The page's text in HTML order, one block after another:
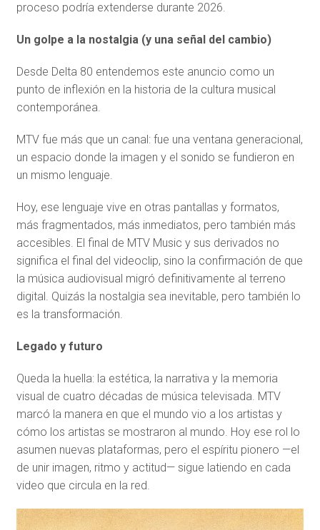
proceso podría extenderse durante 2026.
Un golpe a la nostalgia (y una señal del cambio)
Desde Delta 80 entendemos este anuncio como un
punto de inflexión en la historia de la cultura musical
contemporánea.
MTV fue más que un canal: fue una ventana generacional,
un espacio donde la imagen y el sonido se fundieron en
un mismo lenguaje.
Hoy, ese lenguaje vive en otras pantallas y formatos,
más fragmentados, más inmediatos, pero también más
accesibles. El final de MTV Music y sus derivados no
significa el final del videoclip, sino la confirmación de que
la música audiovisual migró definitivamente al terreno
digital. Quizás la nostalgia sea inevitable, pero también lo
es la transformación.
Legado y futuro
Queda la huella: la estética, la narrativa y la memoria
visual de cuatro décadas de música televisada. MTV
marcó la manera en que el mundo vio a los artistas y
cómo los artistas se mostraron al mundo. Hoy ese rol lo
asumen nuevas plataformas, pero el espíritu pionero —el
de unir imagen, ritmo y actitud— sigue latiendo en cada
video que circula en la red.